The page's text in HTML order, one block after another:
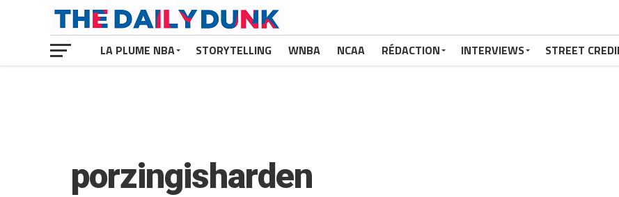
LA PLUME NBA STORYTELLING WNBA NCAA RÉDACTION INTERVIEWS STREET
porzingisharden